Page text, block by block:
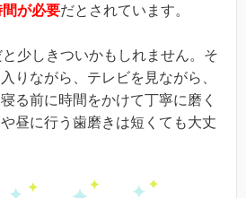
が必要だとされています。
少しきついかもしれません。そ
りながら、テレビを見ながら、
る前に時間をかけて丁寧に磨く
昼に行う歯磨きは短くても大丈